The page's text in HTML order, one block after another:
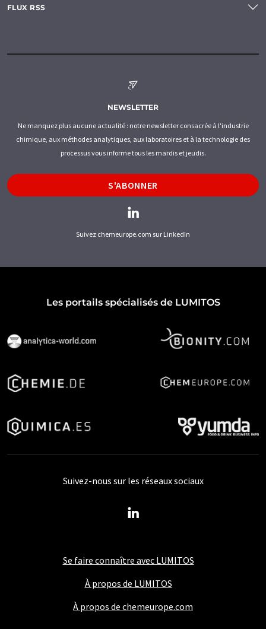
FLUX RSS
NEWSLETTER
Ne manquez plus aucune actualité : notre newsletter consacrée à l'industrie
chimique, aux méthodes analytiques, aux laboratoires et à la technologie des
processus vous informe tous les mardis et jeudis.
S'ABONNER
Suivez chemeurope.com sur LinkedIn
Les portails spécialisés de LUMITOS
Se faire connaître avec LUMITOS
À propos de LUMITOS
À propos de chemeurope.com
Suivez-nous sur les réseaux sociaux